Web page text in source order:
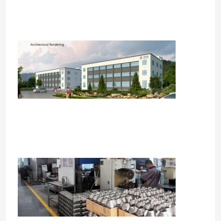
Zu Hause
Produkte
Videos